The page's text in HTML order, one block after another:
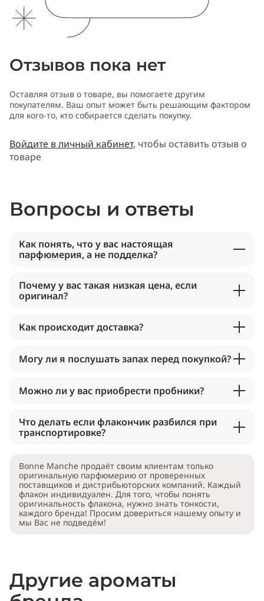
Отзывов пока нет
Оставляя отзыв о товаре, вы помогаете другим
покупателям. Ваш опыт может быть решающим фактором
для кого-то, кто собирается сделать покупку.
Войдите в личный кабинет, чтобы оставить отзыв о
товаре
Вопросы и ответы
Как понять, что у вас настоящая
парфюмерия, а не подделка?
Почему у вас такая низкая цена, если
оригинал?
Как происходит доставка?
Могу ли я послушать запах перед покупкой?
Можно ли у вас приобрести пробники?
Что делать если флакончик разбился при
транспортировке?
Bonne Manche продаёт своим клиентам только
оригинальную парфюмерию от проверенных
поставщиков и дистрибьюторских компаний. Каждый
флакон индивидуален. Для того, чтобы понять
оригинальность флакона, нужно знать тонкости,
каждого бренда! Просим довериться нашему опыту и
мы Вас не подведём!
Другие ароматы